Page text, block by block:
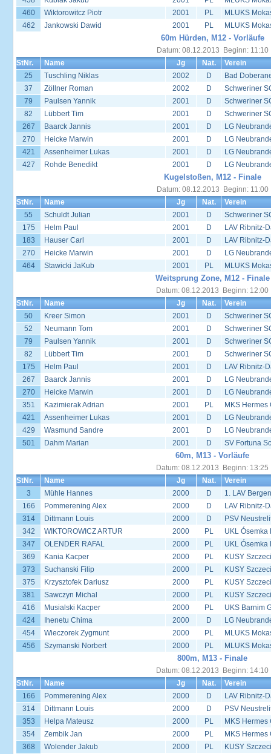
460
Wiktorowitcz Piotr 2001 PL
MLUKS
462
Jankowski Dawid 2001 PL MLUKS
60m Hürden, M12 - Vorläufe
Datum: 08.12.2013 Beginn: 11:10
StNr.
Name Jg Nat.
Verein
25
Tuschling Niklas 2002 D
Bad
37
Zöllner Roman 2002 D
Schweriner
79
Paulsen Yannik 2001 D
Schweriner
82
Lübbert Tim 2001 D
Schweriner
267
Baarck Jannis 2001 D
LG
270
Heicke Marwin 2001 D
LG
421
Assenheimer Lukas 2001 D
LG
427
Rohde Benedikt 2001 D LG
Kugelstoßen, M12 - Finale
Datum: 08.12.2013 Beginn: 11:00
StNr.
Name Jg Nat.
Verein
55
Schuldt Julian 2001 D
Schweriner
175
Helm Paul 2001 D
LAV Ribnitz-
183
Hauser Carl 2001 D
LAV Ribnitz-
270
Heicke Marwin 2001 D
LG
464
Stawicki JaKub 2001 PL MLUKS
Weitsprung Zone, M12 - Finale
Datum: 08.12.2013 Beginn: 12:00
StNr.
Name Jg Nat.
Verein
50
Kreer Simon 2001 D
Schweriner
52
Neumann Tom 2001 D
Schweriner
79
Paulsen Yannik 2001 D
Schweriner
82
Lübbert Tim 2001 D
Schweriner
175
Helm Paul 2001 D
LAV Ribnitz-
267
Baarck Jannis 2001 D
LG
270
Heicke Marwin 2001 D
LG
351
Kazimierak Adrian 2001 PL
MKS Hermes
421
Assenheimer Lukas 2001 D
LG
429
Wasmund Sandre 2001 D
LG
501
Dahm Marian 2001 D SV Fortuna
60m, M13 - Vorläufe
Datum: 08.12.2013 Beginn: 13:25
StNr.
Name Jg Nat.
Verein
3
Mühle Hannes 2000 D
1. LAV Bergen
166
Pommerening Alex 2000 D
LAV Ribnitz-
314
Dittmann Louis 2000 D
PSV
342
WIKTOROWICZ ARTUR 2000 PL
UKL Ósemka
347
OLENDER RAFAL 2000 PL
UKL Ósemka
369
Kania Kacper 2000 PL
KUSY
373
Suchanski Filip 2000 PL
KUSY
375
Krzysztofek Dariusz 2000 PL
KUSY
381
Sawczyn Michal 2000 PL
KUSY
416
Musialski Kacper 2000 PL
UKS Barnim
424
Ihenetu Chima 2000 D
LG
454
Wieczorek Zygmunt 2000 PL
MLUKS
456
Szymanski Norbert 2000 PL MLUKS
800m, M13 - Finale
Datum: 08.12.2013 Beginn: 14:10
StNr.
Name Jg Nat.
Verein
166
Pommerening Alex 2000 D
LAV Ribnitz-
314
Dittmann Louis 2000 D
PSV
353
Helpa Mateusz 2000 PL
MKS Hermes
354
Zembik Jan 2000 PL
MKS Hermes
368
Wolender Jakub 2000 PL
KUSY